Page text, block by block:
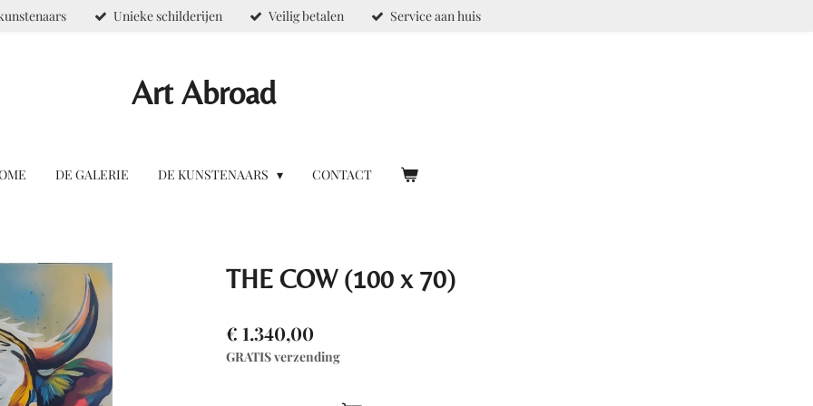
Unieke schilderijen Veilig betalen Service aan huis
Art Abroad
DE GALERIE DE KUNSTENAARS CONTACT
THE COW (100 x 70)
€ 1.340,00
GRATIS verzending